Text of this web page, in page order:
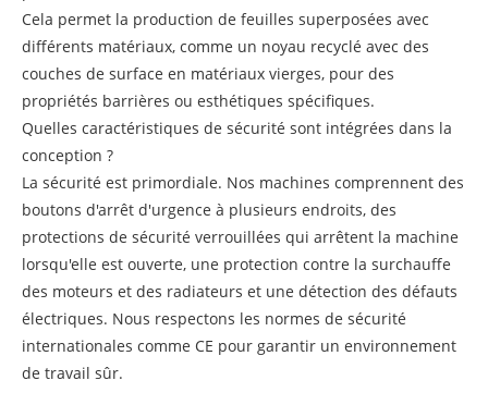
Cela permet la production de feuilles superposées avec
différents matériaux, comme un noyau recyclé avec des
couches de surface en matériaux vierges, pour des
propriétés barrières ou esthétiques spécifiques.
Quelles caractéristiques de sécurité sont intégrées dans la
conception ?
La sécurité est primordiale. Nos machines comprennent des
boutons d'arrêt d'urgence à plusieurs endroits, des
protections de sécurité verrouillées qui arrêtent la machine
lorsqu'elle est ouverte, une protection contre la surchauffe
des moteurs et des radiateurs et une détection des défauts
électriques. Nous respectons les normes de sécurité
internationales comme CE pour garantir un environnement
de travail sûr.